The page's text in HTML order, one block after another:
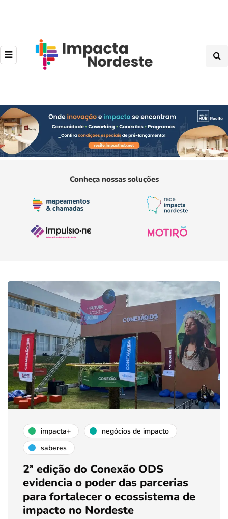
Conheça nossas soluções
impacta+
negócios de impacto
saberes
2ª edição do Conexão ODS
evidencia o poder das parcerias
para fortalecer o ecossistema de
impacto no Nordeste